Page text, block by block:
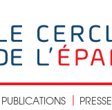
PUBLICATIONS PRESSE